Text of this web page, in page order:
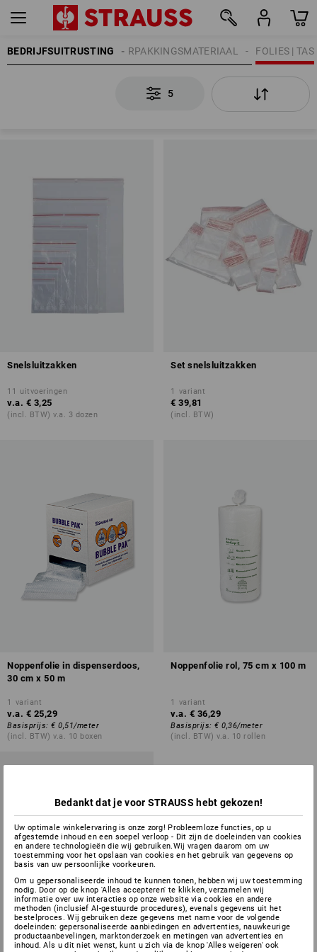
BEDRIJFSUITRUSTING FOLIES | TAS
VERPAKKINGSMATERIAAL
5
Snelsluitzakken
11 uitvoeringen
v.a. € 3,25
(incl. BTW) v.a. 3 dozen
Set snelsluitzakken
1 variant
€ 39,81
(incl. BTW)
Noppenfolie in dispenserdoos,
30 cm x 50 m
1 variant
v.a. € 25,29
Basisprijs: € 0,51/meter
(incl. BTW) v.a. 10 boxen
Noppenfolie rol, 75 cm x 100 m
1 variant
v.a. € 36,29
Basisprijs: € 0,36/meter
(incl. BTW) v.a. 10 rollen
Bedankt dat je voor STRAUSS hebt gekozen!
Uw optimale winkelervaring is onze zorg! Probleemloze functies, op u
afgestemde inhoud en een soepel verloop - Dit zijn de doeleinden van cookies
en andere technologieën die wij gebruiken.Wij vragen daarom om uw
toestemming voor het opslaan van cookies en het gebruik van gegevens op
basis van uw persoonlijke voorkeuren.
Om u gepersonaliseerde inhoud te kunnen tonen, hebben wij uw toestemming
nodig. Door op de knop 'Alles accepteren' te klikken, verzamelen wij
informatie over uw interacties op onze website via cookies en andere
methoden (inclusief AI-gestuurde procedures), evenals gegevens uit het
bestelproces. Wij gebruiken deze gegevens met name voor de volgende
doeleinden: gepersonaliseerde aanbiedingen en advertenties, nauwkeurige
productaanbevelingen, marktonderzoek en metingen van advertenties en
inhoud. Als u dit niet wenst, kunt u zich via de knop 'Alles weigeren' ook